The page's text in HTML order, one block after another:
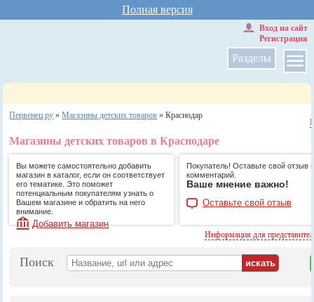
Полная версия
Разделы
Вход на сайт
Регистрация
Первенец.ру »Магазины детских товаров »Краснодар
Магазины детских товаров в Краснодаре
Вы можете самостоятельно добавить
магазин в каталог, если он соответствует
его тематике. Это поможет
потенциальным покупателям узнать о
Вашем магазине и обратить на него
внимание.
Добавить магазин
Покупатель! Оставьте свой отзыв и
комментарий.
Ваше мнение важно!
Оставьте свой отзыв
Информация для
Поиск